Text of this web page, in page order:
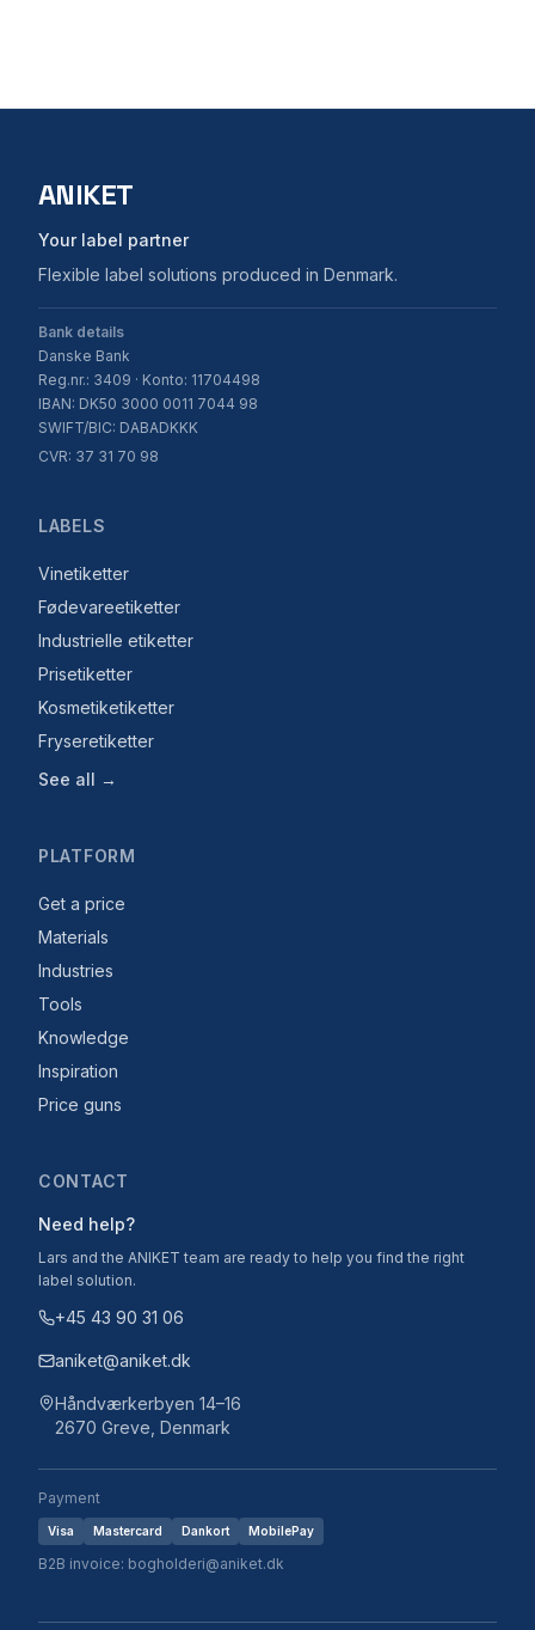
ANIKET
Your label partner
Flexible label solutions produced in Denmark.
Bank details
Danske Bank
Reg.nr.: 3409 · Konto: 11704498
IBAN: DK50 3000 0011 7044 98
SWIFT/BIC: DABADKKK
CVR: 37 31 70 98
LABELS
Vinetiketter
Fødevareetiketter
Industrielle etiketter
Prisetiketter
Kosmetiketiketter
Fryseretiketter
See all →
PLATFORM
Get a price
Materials
Industries
Tools
Knowledge
Inspiration
Price guns
CONTACT
Need help?
Lars and the ANIKET team are ready to help you find the right
label solution.
+45 43 90 31 06
aniket@aniket.dk
Håndværkerbyen 14–16
2670 Greve, Denmark
Payment
Visa Mastercard Dankort MobilePay
B2B invoice: bogholderi@aniket.dk